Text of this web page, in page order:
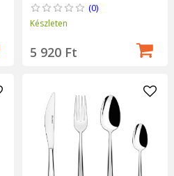
(0)
Készleten
5 920 Ft